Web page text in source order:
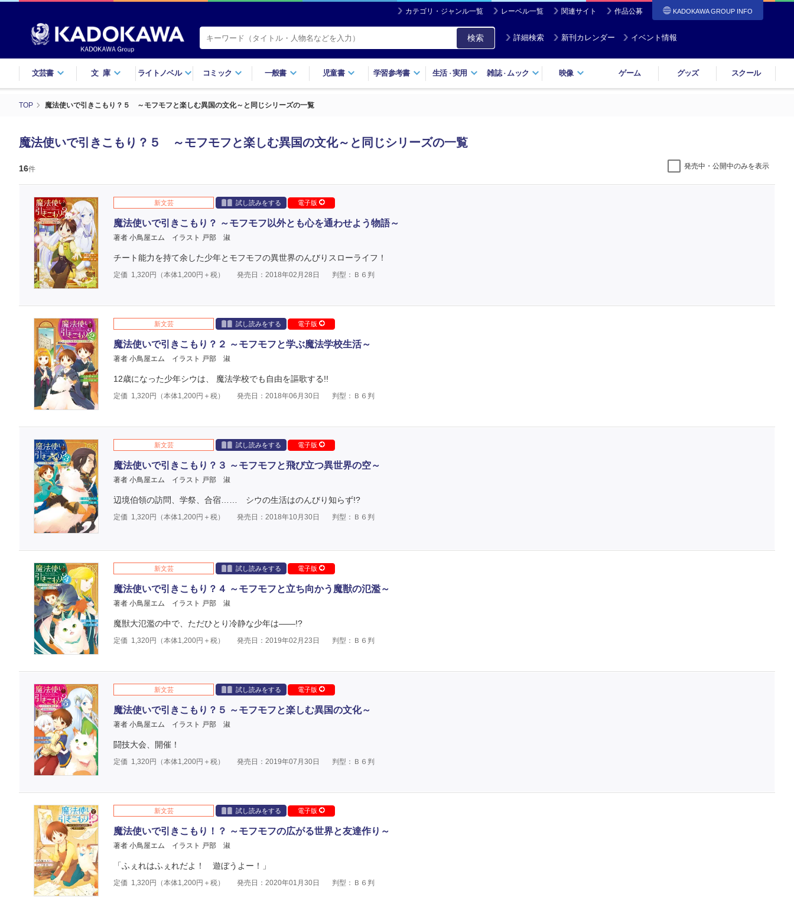
カテゴリ・ジャンル一覧 レーベル一覧 関連サイト 作品公募 KADOKAWA GROUP INFO
検索 詳細検索 新刊カレンダー イベント情報
文芸書 文庫 ライトノベル コミック 一般書 児童書 学習参考書 生活・実用 雑誌・ ムック 映像 ゲーム グッズ スクール
TOP 魔法使いで引きこもり？５ ～モフモフと楽しむ異国の文化～と同じシリーズの一覧
魔法使いで引きこもり？５ ～モフモフと楽しむ異国の文化～と同じシリーズの一覧
16件 発売中・公開中のみを表示
新文芸 試し読みをする 電子版
魔法使いで引きこもり？ ～モフモフ以外とも心を通わせよう物語～
著者 小鳥屋エム イラスト 戸部 淑
チート能力を持て余した少年とモフモフの異世界のんびりスローライフ！
定価 1,320円（本体1,200円＋税） 発売日：2018年02月28日 判型：Ｂ６判
新文芸 試し読みをする 電子版
魔法使いで引きこもり？２ ～モフモフと学ぶ魔法学校生活～
著者 小鳥屋エム イラスト 戸部 淑
12歳になった少年シウは、 魔法学校でも自由を謳歌する!!
定価 1,320円（本体1,200円＋税） 発売日：2018年06月30日 判型：Ｂ６判
新文芸 試し読みをする 電子版
魔法使いで引きこもり？３ ～モフモフと飛び立つ異世界の空～
著者 小鳥屋エム イラスト 戸部 淑
辺境伯領の訪問、学祭、合宿…… シウの生活はのんびり知らず!?
定価 1,320円（本体1,200円＋税） 発売日：2018年10月30日 判型：Ｂ６判
新文芸 試し読みをする 電子版
魔法使いで引きこもり？４ ～モフモフと立ち向かう魔獣の氾濫～
著者 小鳥屋エム イラスト 戸部 淑
魔獣大氾濫の中で、ただひとり冷静な少年は――!?
定価 1,320円（本体1,200円＋税） 発売日：2019年02月23日 判型：Ｂ６判
新文芸 試し読みをする 電子版
魔法使いで引きこもり？５ ～モフモフと楽しむ異国の文化～
著者 小鳥屋エム イラスト 戸部 淑
闘技大会、開催！
定価 1,320円（本体1,200円＋税） 発売日：2019年07月30日 判型：Ｂ６判
新文芸 試し読みをする 電子版
魔法使いで引きこもり！？ ～モフモフの広がる世界と友達作り～
著者 小鳥屋エム イラスト 戸部 淑
「ふぇれはふぇれだよ！ 遊ぼうよー！」
定価 1,320円（本体1,200円＋税） 発売日：2020年01月30日 判型：Ｂ６判